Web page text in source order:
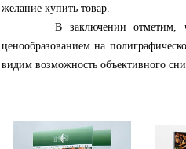
желание купить товар.
В заключении отметим, что
ценообразованием на
видим возможность объективного